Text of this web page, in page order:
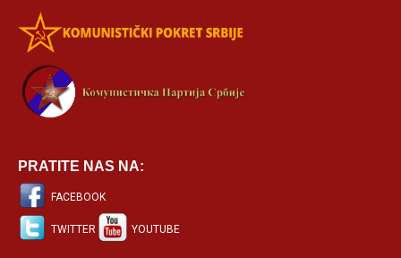
PRATITE NAS NA:
FACEBOOK
TWITTER YOUTUBE